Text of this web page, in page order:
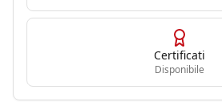
Certificati
Disponibile